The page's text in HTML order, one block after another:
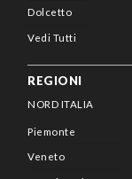
Dolcetto
Vedi Tutti
REGIONI
NORD ITALIA
Piemonte
Veneto